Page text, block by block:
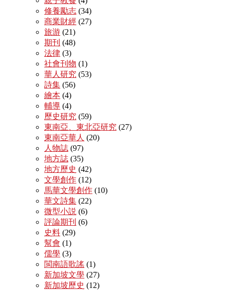
修養勵志 (34)
商業財經 (27)
旅游 (21)
期刊 (48)
法律 (3)
社會刊物 (1)
華人研究 (53)
詩集 (56)
繪本 (4)
輔導 (4)
歷史研究 (59)
東南亞、東北亞研究 (27)
東南亞華人 (20)
人物誌 (97)
地方誌 (35)
地方歷史 (42)
文學創作 (12)
馬華文學創作 (10)
華文詩集 (22)
微型小説 (6)
評論期刊 (6)
史料 (29)
幫會 (1)
儒學 (3)
閩南語歌謠 (1)
新加坡文學 (27)
新加坡歷史 (12)